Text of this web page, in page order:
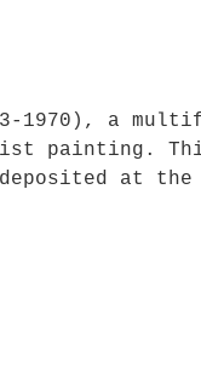
1970), a
painting.
at the